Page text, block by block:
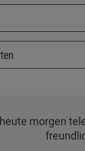
morgen